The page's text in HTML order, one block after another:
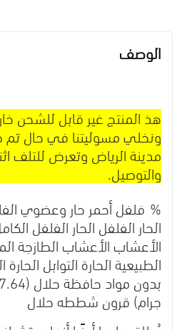
الوصف
هذ المنتج غير قابل للشحن
ونخلي مسوليتنا في حال تم
مدينة الرياض وتعرض للتلف
والتوصيل.
% فلفل أحمر حار وعضوي
الحار الفلفل الحار الفلفل
الأعشاب الأعشاب الطازجة
الطبيعية الحارة التوابل
جرام) قرون شططه حلال